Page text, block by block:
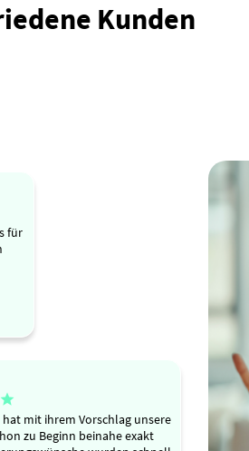
Kunden
für

hat mit ihrem Vorschlag unsere
zu Beginn beinahe exakt